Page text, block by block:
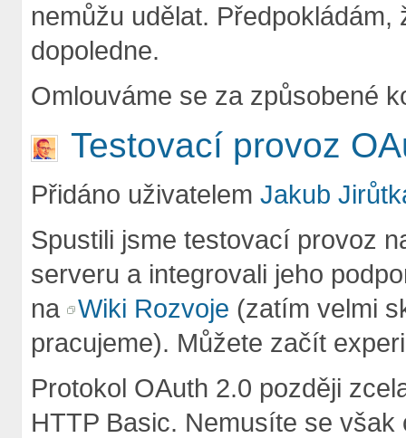
nemůžu udělat.
dopoledne.
Omlouváme se za způsobené
Testovací provoz
Přidáno uživatelem Jakub
Spustili jsme testovací provoz
serveru a integrovali jeho
na
Wiki Rozvoje (zatím velmi
pracujeme). Můžete začít
Protokol OAuth 2.0 později
HTTP Basic. Nemusíte se